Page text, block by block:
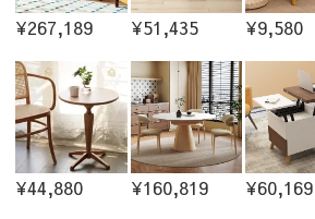
¥267,189 ¥51,435 ¥9,580
¥44,880 ¥160,819 ¥60,169